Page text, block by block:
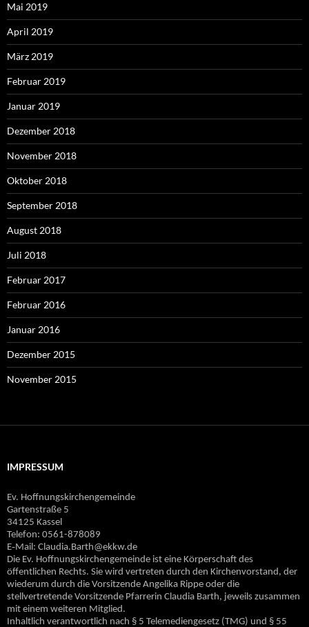
Mai 2019
April 2019
März 2019
Februar 2019
Januar 2019
Dezember 2018
November 2018
Oktober 2018
September 2018
August 2018
Juli 2018
Februar 2017
Februar 2016
Januar 2016
Dezember 2015
November 2015
IMPRESSUM
Ev. Hoffnungskirchengemeinde
Gartenstraße 5
34125 Kassel
Telefon: 0561-878089
E‐Mail: Claudia.Barth@ekkw.de
Die Ev. Hoffnungskirchengemeinde ist eine Körperschaft des
öffentlichen Rechts. Sie wird vertreten durch den Kirchenvorstand, der
wiederum durch die Vorsitzende Angelika Rippe oder die
stellvertretende Vorsitzende Pfarrerin Claudia Barth, jeweils zusammen
mit einem weiteren Mitglied.
Inhaltlich verantwortlich nach § 5 Telemediengesetz (TMG) und § 55